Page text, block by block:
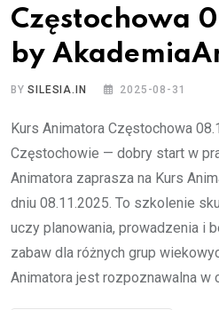
Częstochowa
by
BYSILESIA.IN 2025-08-31
Kurs Animatora Częstochowa
Częstochowie — dobry start w
Animatora zaprasza na Kurs
dniu 08.11.2025. To szkolenie
uczy planowania, prowadzenia i
zabaw dla różnych grup
Animatora jest rozpoznawalna w